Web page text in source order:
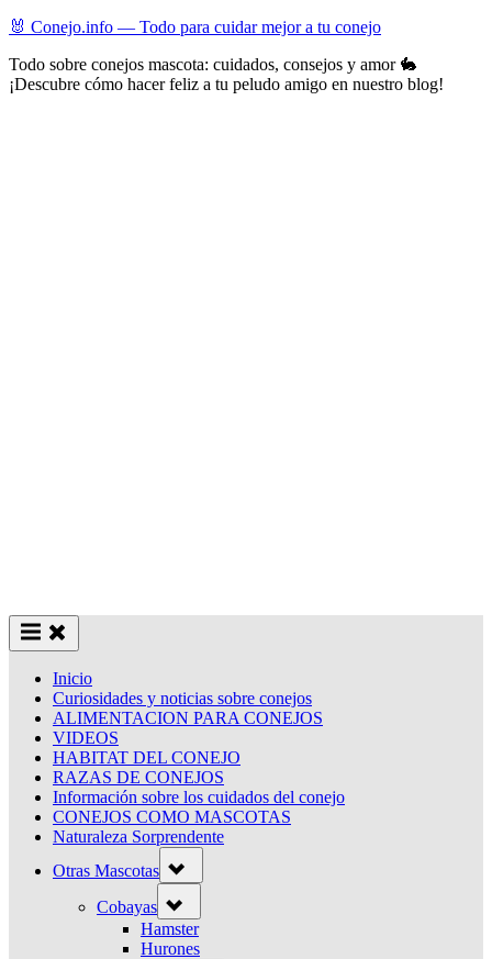
Skip
content
🐰 Conejo.info — Todo para cuidar mejor a tu conejo
Todo sobre conejos mascota: cuidados, consejos y amor 🐇
¡Descubre cómo hacer feliz a tu peludo amigo en nuestro blog!
Inicio
Curiosidades y noticias sobre conejos
ALIMENTACION PARA CONEJOS
VIDEOS
HABITAT DEL CONEJO
RAZAS DE CONEJOS
Información sobre los cuidados del conejo
CONEJOS COMO MASCOTAS
Naturaleza Sorprendente
Otras Mascotas sub-
menu
Cobayas sub-
menu
Hamster
Hurones